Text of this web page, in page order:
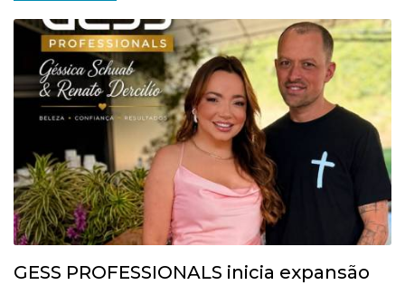
GESS PROFESSIONALS inicia expansão